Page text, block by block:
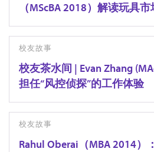
（MScBA 2018）解读玩具
校友故事
校友茶水间 | Evan Zhang
担任“风控侦探”的工作体验
校友故事
Rahul Oberai（MBA 2014